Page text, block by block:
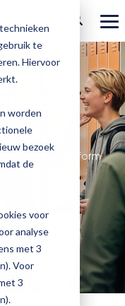
te
Hiervoor
worden
bezoek
de
voor
analyse
met 3
Voor
3
hoe
jouw
school
vooruit
helpt?
Plan
een
afspraak
en
ontdek
de
Met
Check-
up
heb
jij
snel
inzicht
de
platform